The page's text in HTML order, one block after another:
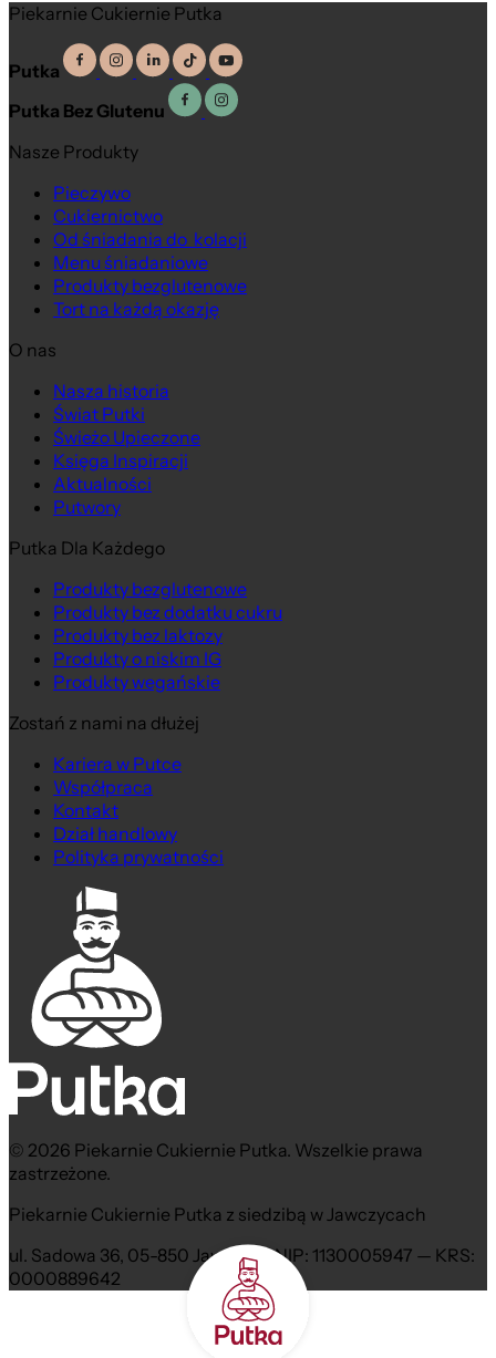
Piekarnie Cukiernie Putka
Putka
Putka Bez Glutenu
Nasze Produkty
Pieczywo
Cukiernictwo
Od śniadania do kolacji
Menu śniadaniowe
Produkty bezglutenowe
Tort na każdą okazję
O nas
Nasza historia
Świat Putki
Świeżo Upieczone
Księga Inspiracji
Aktualności
Putwory
Putka Dla Każdego
Produkty bezglutenowe
Produkty bez dodatku cukru
Produkty bez laktozy
Produkty o niskim IG
Produkty wegańskie
Zostań z nami na dłużej
Kariera w Putce
Współpraca
Kontakt
Dział handlowy
Polityka prywatności
© 2026 Piekarnie Cukiernie Putka. Wszelkie prawa
zastrzeżone.
Piekarnie Cukiernie Putka z siedzibą w Jawczycach
ul. Sadowa 36, 05-850 Jawczyce NIP: 1130005947 — KRS:
0000889642